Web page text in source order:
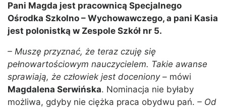
Pani Magda jest pracownicą Specjalnego
Ośrodka Szkolno – Wychowawczego, a pani Kasia
jest polonistką w Zespole Szkół nr 5.
– Muszę przyznać, że teraz czuję się
pełnowartościowym nauczycielem. Takie awanse
sprawiają, że człowiek jest doceniony – mówi
Magdalena Serwińska. Nominacja nie byłaby
możliwa, gdyby nie ciężka praca obydwu pań. – Od